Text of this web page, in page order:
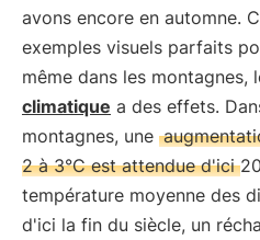
avons encore en automne.
exemples visuels parfaits
même dans les montagnes,
climatique a des effets.
montagnes, une
2 à 3°C est attendue d'ici
température moyenne des
d'ici la fin du siècle, un